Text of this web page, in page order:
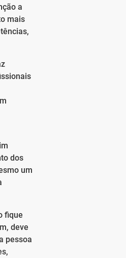
a
mais
dos
um
fique
deve
pessoa